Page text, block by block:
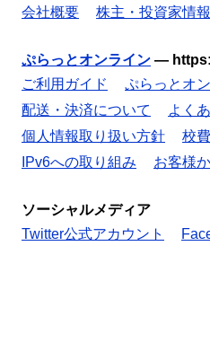
会社概要 株主・投資家情報
ぷらっとオンライン —
ご利用ガイド
ぷらっとオ
配送・決済について
よく
個人情報取り扱い方針
校
IPv6への取り組み
お客様
ソーシャルメディア
Twitter公式アカウント